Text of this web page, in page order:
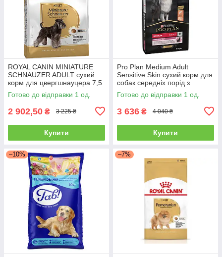
ROYAL CANIN MINIATURE
SCHNAUZER ADULT сухий
корм для цвергшнауцера 7,5
кг
Готово до відправки 1 од.
2 902,50 ₴ 3 225 ₴
Купити
Pro Plan Medium Adult
Sensitive Skin сухий корм для
собак середніх порід з
лососем 14 кг
Готово до відправки 1 од.
3 636 ₴ 4 040 ₴
Купити
–10% –7%